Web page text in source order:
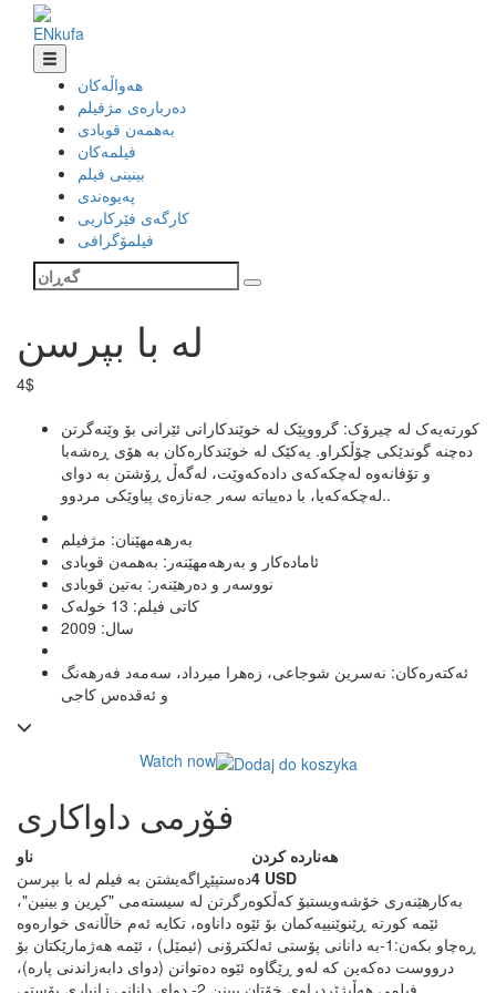
ENkufa
هەواڵەکان
دەربارەی مژفیلم
بەهمەن قوبادی
فیلمەکان
بینینی فیلم
پەیوەندی
کارگەی فێرکاریی
فیلمۆگرافی
لە با بپرسن
4$
کورتەیەک لە چیرۆک: گرووپێک له خوێندکارانی ئێرانی بۆ وێنەگرتن
دە‌چنه گوندێکی چۆڵکراو. یەکێک لە خوێندکارەکان بە هۆی ڕەشەبا
و تۆفانەوە لەچکەکەی دادەکەوێت، لەگەڵ ڕۆشتن بە دوای
لەچکەکەیا، با دەیباتە سەر جەنازەی پیاوێکی مردوو..
بەرهەمهێنان: مژفیلم
ئامادەکار و بەرهەمهێنەر: بەهمەن قوبادی
نووسەر و دەرهێنەر: بەتین قوبادی
کاتی فیلم: 13 خولەک
سال: 2009
ئەکتەرەکان: نەسرین شوجاعی، زەهرا میرداد، سەمەد فەرهەنگ
و ئەقدەس کاجی
Watch now
فۆرمی داواکاری
ناو
ھەناردە کردن
دەستپێڕاگەیشتن بە فیلم لە با بپرسن4 USD
بەکارهێنەری خۆشەویستبۆ کەڵکوەرگرتن لە سیستەمی "کڕین و بینین"،
ئێمە کورتە ڕێنوێنییەکمان بۆ ئێوە داناوە، تکایە ئەم خاڵانەی خوارەوە
ڕەچاو بکەن: 1-بە دانانی پۆستی ئەلکترۆنی (ئیمێل) ، ئێمە هەژمارێکتان بۆ
درووست دەکەین کە لەو ڕێگاوە ئێوە دەتوانن (دوای دابەزاندنی پارە)،
فیلمی هەڵبژێردراوی خۆتان ببینن.
2- دوای دانانی زانیاری پۆستی